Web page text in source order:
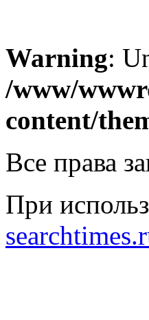
Warning:
/www/
content/
Все права
При